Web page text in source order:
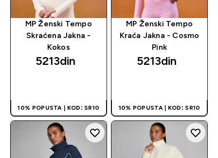
MP Ženski Tempo
Skraćena Jakna -
Kokos
5213din‎
10% POPUSTA | KOD: SR10
MP Ženski Tempo
Kraća Jakna - Cosmo
Pink
5213din‎
10% POPUSTA | KOD: SR10